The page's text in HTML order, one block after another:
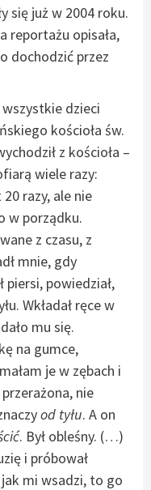
się już w 2004 roku.
reportażu opisała,
dochodzić przez
dzieci
kościoła św.
z kościoła –
wiele razy:
razy, ale nie
w porządku.
z czasu, z
mnie, gdy
piersi, powiedział,
Wkładał ręce w
mu się.
na gumce,
je w zębach i
nie
od tyłu. A on
. Był obleśny. (…)
i próbował
mi wsadzi, to go